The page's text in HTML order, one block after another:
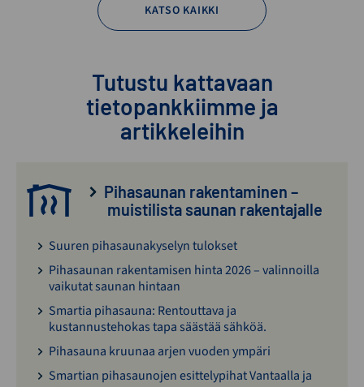
KATSO KAIKKI
Tutustu kattavaan
tietopankkiimme ja
artikkeleihin
Pihasaunan rakentaminen –
muistilista saunan rakentajalle
Suuren pihasaunakyselyn tulokset
Pihasaunan rakentamisen hinta 2026 – valinnoilla
vaikutat saunan hintaan
Smartia pihasauna: Rentouttava ja
kustannustehokas tapa säästää sähköä.
Pihasauna kruunaa arjen vuoden ympäri
Smartian pihasaunojen esittelypihat Vantaalla ja